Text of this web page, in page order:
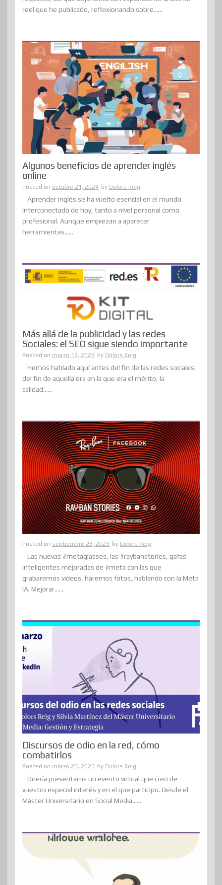
reel que he publicado, reflexionando sobre......
Algunos beneficios de aprender inglés
online
Posted on octubre 21, 2024 by Dolors Reig
Aprender inglés se ha vuelto esencial en el mundo
interconectado de hoy, tanto a nivel personal como
profesional. Aunque empiezan a aparecer
herramientas......
Más allá de la publicidad y las redes
Sociales: el SEO sigue siendo importante
Posted on marzo 12, 2024 by Dolors Reig
Hemos hablado aquí antes del fin de las redes sociales,
del fin de aquella era en la que era el mérito, la
calidad......
Posted on septiembre 28, 2023 by Dolors Reig
Las nuevas #metaglasses, las #raybanstories, gafas
inteligentes mejoradas de #meta con las que
grabaremos videos, haremos fotos, hablando con la Meta
IA. Mejorar......
Discursos de odio en la red, cómo
combatirlos
Posted on marzo 25, 2023 by Dolors Reig
Quería presentaros un evento virtual que creo de
vuestro especial interés y en el que participo. Desde el
Máster Universitario en Social Media......